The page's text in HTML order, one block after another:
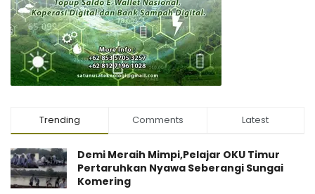
Trending Comments Latest
Demi Meraih Mimpi,Pelajar OKU Timur
Pertaruhkan Nyawa Seberangi Sungai
Komering